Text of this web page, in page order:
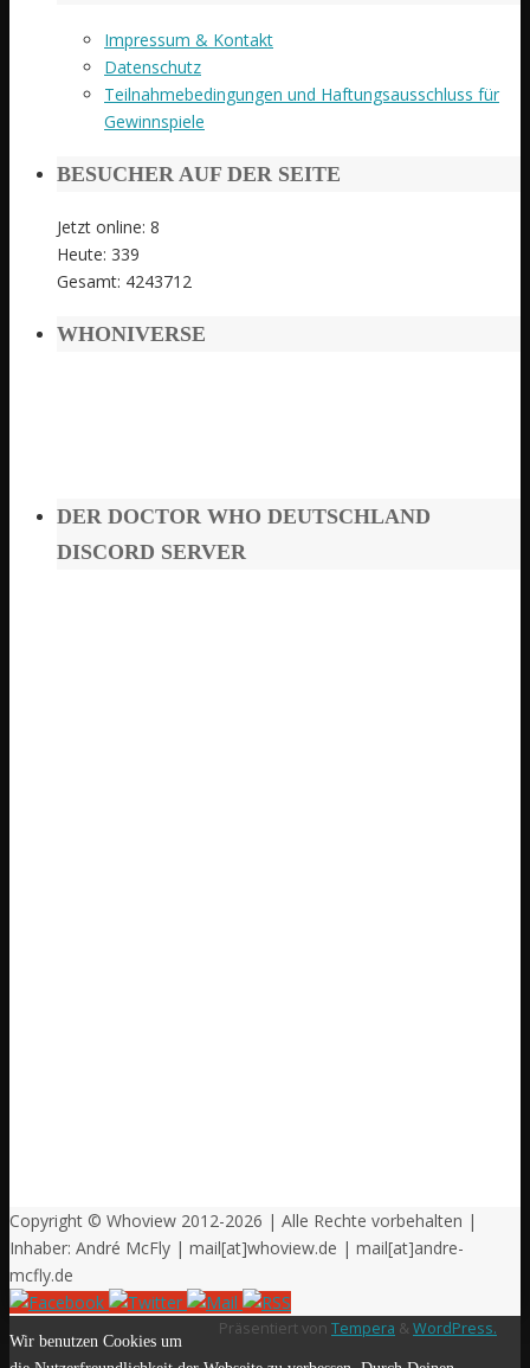
Impressum & Kontakt
Datenschutz
Teilnahmebedingungen und Haftungsausschluss für
Gewinnspiele
BESUCHER AUF DER SEITE
Jetzt online: 8
Heute: 339
Gesamt: 4243712
WHONIVERSE
DER DOCTOR WHO DEUTSCHLAND
DISCORD SERVER
Copyright © Whoview 2012-2026 | Alle Rechte vorbehalten |
Inhaber: André McFly | mail[at]whoview.de | mail[at]andre-
mcfly.de
Präsentiert von Tempera & WordPress.
Wir benutzen Cookies um